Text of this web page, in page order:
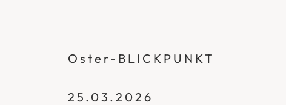
Oster-BLICKPUNKT
25.03.2026